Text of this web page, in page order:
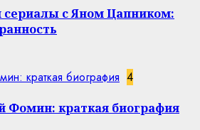
с Яном Цапником:
краткая биография 4
Фомин: краткая биография